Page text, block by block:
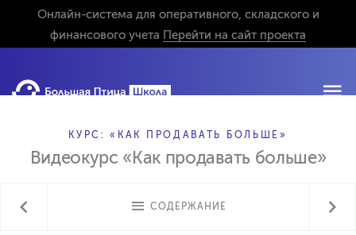
Онлайн-система для оперативного, складского и
финансового учета Перейти на сайт проекта
КУРС: «КАК ПРОДАВАТЬ БОЛЬШЕ»
Видеокурс «Как продавать больше»
СОДЕРЖАНИЕ